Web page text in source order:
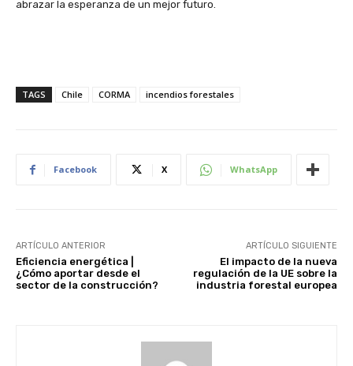
abrazar la esperanza de un mejor futuro.
TAGS Chile CORMA incendios forestales
Facebook X WhatsApp
ARTÍCULO ANTERIOR
Eficiencia energética |
¿Cómo aportar desde el
sector de la construcción?
ARTÍCULO SIGUIENTE
El impacto de la nueva
regulación de la UE sobre la
industria forestal europea